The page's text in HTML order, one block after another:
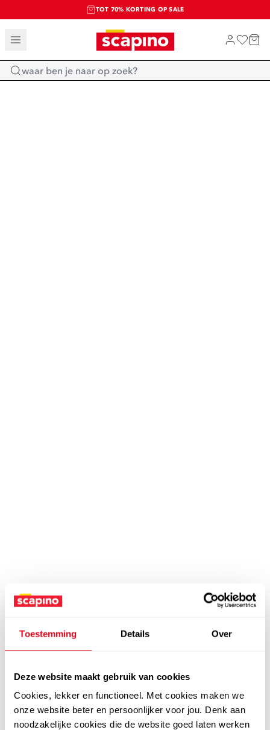
Toestemming Details Over
Deze website maakt gebruik van cookies
Cookies, lekker en functioneel. Met cookies maken we
onze website beter en persoonlijker voor jou. Denk aan
noodzakelijke cookies die de website goed laten werken
TOT 70% KORTING OP SALE
SALE: LAATSTE KANS!
SHOP NIEUW
Home